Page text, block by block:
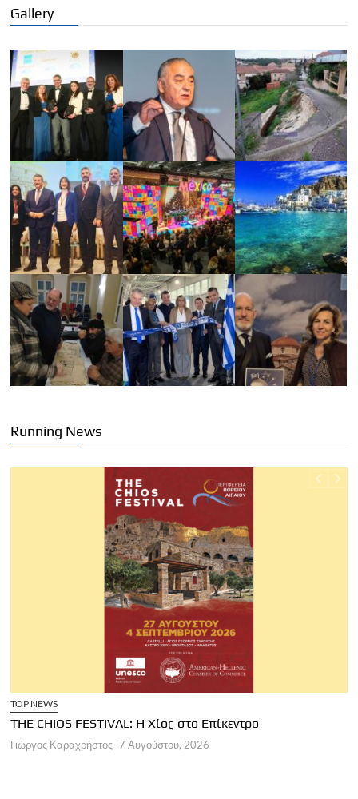
Gallery
Running News
TOP NEWS
THE CHIOS FESTIVAL: Η Χίος στο Επίκεντρο
Γιώργος Καραχρήστος 7 Αυγούστου, 2026